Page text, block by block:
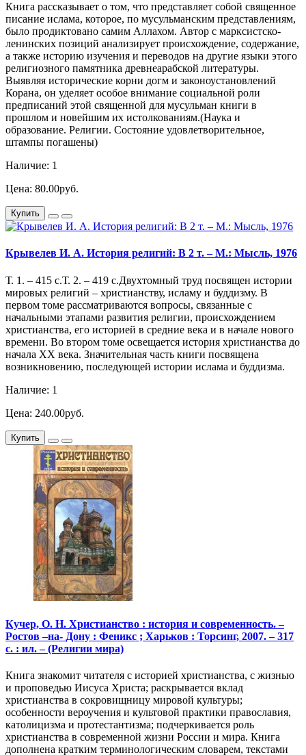
Книга рассказывает о том, что представляет собой священное
писание ислама, которое, по мусульманским представлениям,
было продиктовано самим Аллахом. Автор с марксистско-
ленинских позиций анализирует происхождение, содержание,
а также историю изучения и переводов на другие языки этого
религиозного памятника древнеарабской литературы.
Выявляя исторические корни догм и законоустановлений
Корана, он уделяет особое внимание социальной роли
предписаний этой священной для мусульман книги в
прошлом и новейшим их истолкованиям.(Наука и
образование. Религии. Состояние удовлетворительное,
штампы погашены)
Наличие: 1
Цена: 80.00руб.
Купить
Крывелев И. А. История религий: В 2 т. – М.: Мысль, 1976
Т. 1. – 415 с.Т. 2. – 419 с.Двухтомный труд посвящен истории
мировых религий – христианству, исламу и буддизму. В
первом томе рассматриваются вопросы, связанные с
начальными этапами развития религии, происхождением
христианства, его историей в средние века и в начале нового
времени. Во втором томе освещается история христианства до
начала ХХ века. Значительная часть книги посвящена
возникновению, последующей истории ислама и буддизма.
Наличие: 1
Цена: 240.00руб.
Купить
Кучер, О. Н. Христианство : история и современность. –
Ростов –на- Дону : Феникс ; Харьков : Торсинг, 2007. – 317
с. : ил. – (Религии мира)
Книга знакомит читателя с историей христианства, с жизнью
и проповедью Иисуса Христа; раскрывается вклад
христианства в сокровищницу мировой культуры;
особенности вероучения и культовой практики православия,
католицизма и протестантизма; подчеркивается роль
христианства в современной жизни России и мира. Книга
дополнена кратким терминологическим словарем, текстами